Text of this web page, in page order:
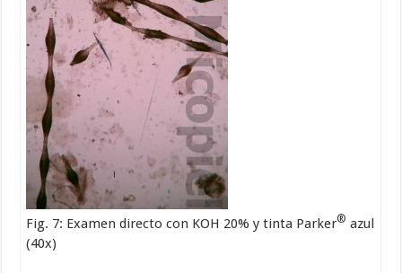
Fig. 7: Examen directo con KOH 20% y tinta Parker® azul
(40x)